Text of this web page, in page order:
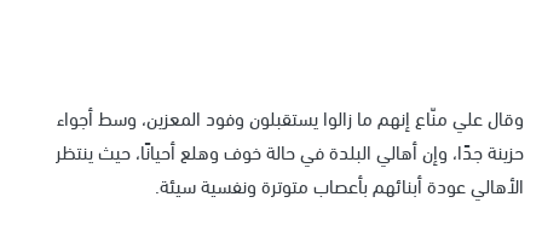
وقال علي منّاع إنهم ما زالوا يستقبلون وفود المعزين، وسط أجواء
حزينة جدًا، وإن أهالي البلدة في حالة خوف وهلع أحيانًا، حيث ينتظر
الأهالي عودة أبنائهم بأعصاب متوترة ونفسية سيئة.